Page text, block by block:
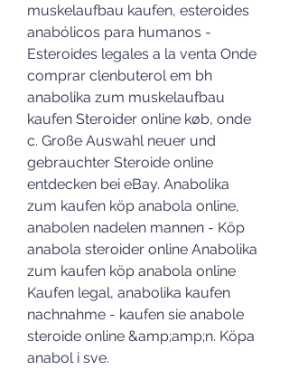
muskelaufbau kaufen, esteroides
anabólicos para humanos -
Esteroides legales a la venta Onde
comprar clenbuterol em bh
anabolika zum muskelaufbau
kaufen Steroider online køb, onde
c. Große Auswahl neuer und
gebrauchter Steroide online
entdecken bei eBay. Anabolika
zum kaufen köp anabola online,
anabolen nadelen mannen - Köp
anabola steroider online Anabolika
zum kaufen köp anabola online
Kaufen legal, anabolika kaufen
nachnahme - kaufen sie anabole
steroide online &amp;amp;n. Köpa
anabol i sve.